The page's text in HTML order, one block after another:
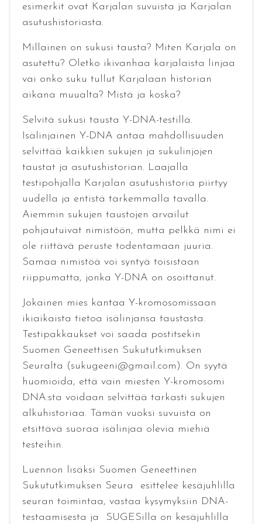
esimerkit ovat Karjalan suvuista ja Karjalan
asutushistoriasta.
Millainen on sukusi tausta? Miten Karjala on
asutettu? Oletko ikivanhaa karjalaista linjaa
vai onko suku tullut Karjalaan historian
aikana muualta? Mistä ja koska?
Selvitä sukusi tausta Y-DNA-testillä.
Isälinjainen Y-DNA antaa mahdollisuuden
selvittää kaikkien sukujen ja sukulinjojen
taustat ja asutushistorian. Laajalla
testipohjalla Karjalan asutushistoria piirtyy
uudella ja entistä tarkemmalla tavalla.
Aiemmin sukujen taustojen arvailut
pohjautuivat nimistöön, mutta pelkkä nimi ei
ole riittävä peruste todentamaan juuria.
Samaa nimistöä voi syntyä toisistaan
riippumatta, jonka Y-DNA on osoittanut.
Jokainen mies kantaa Y-kromosomissaan
ikiaikaista tietoa isälinjansa taustasta.
Testipakkaukset voi saada postitsekin
Suomen Geneettisen Sukututkimuksen
Seuralta (sukugeeni@gmail.com). On syytä
huomioida, että vain miesten Y-kromosomi
DNA:sta voidaan selvittää tarkasti sukujen
alkuhistoriaa. Tämän vuoksi suvuista on
etsittävä suoraa isälinjaa olevia miehiä
testeihin.
Luennon lisäksi Suomen Geneettinen
Sukututkimuksen Seura esittelee kesäjuhlilla
seuran toimintaa, vastaa kysymyksiin DNA-
testaamisesta ja SUGESilla on kesäjuhlilla